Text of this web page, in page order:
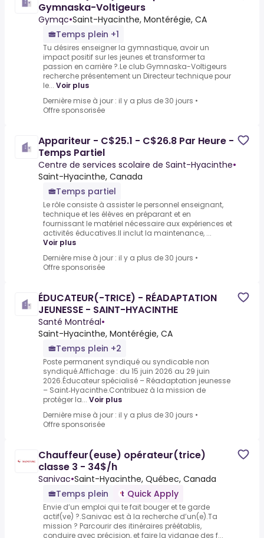
Gymnaska-Voltigeurs
Gymqc•Saint-Hyacinthe, Montérégie, CA
Temps plein +1
Tu désires enseigner la gymnastique, avoir un
impact positif sur les jeunes et transformer ta
passion en carrière ?.Le club Gymnaska-Voltigeurs
recherche présentement un Directeur technique pour
le... Voir plus
Dernière mise à jour : il y a plus de 30 jours •
Offre sponsorisée
Appariteur - C$25.1 - C$26.8 Par Heure -
Temps Partiel
Centre de services scolaire de Saint-Hyacinthe•
Saint-Hyacinthe, Canada
Temps partiel
Le rôle consiste à assister le personnel enseignant,
technique et les élèves en préparant et en
fournissant le matériel nécessaire aux expériences et
activités éducatives.Il inclut la maintenance, ...
Voir plus
Dernière mise à jour : il y a plus de 30 jours •
Offre sponsorisée
ÉDUCATEUR(-TRICE) - RÉADAPTATION
JEUNESSE - SAINT-HYACINTHE
Santé Montréal•
Saint-Hyacinthe, Montérégie, CA
Temps plein +2
Poste permanent syndiqué ou syndicable non
syndiqué.Affichage : du 15 juin 2026 au 29 juin
2026.Éducateur spécialisé – Réadaptation jeunesse
– Saint‑Hyacinthe.Contribuez à la mission de
protéger la... Voir plus
Dernière mise à jour : il y a plus de 30 jours •
Offre sponsorisée
Chauffeur(euse) opérateur(trice)
classe 3 - 34$/h
Sanivac•Saint-Hyacinthe, Québec, Canada
Temps plein
Quick Apply
Envie d’un emploi qui te fait bouger et te garde
actif(ve) ?.Sanivac est à la recherche d’un(e).Ta
mission ? Parcourir des itinéraires préétablis,
conduire avec précision, et faire la vidange des f...